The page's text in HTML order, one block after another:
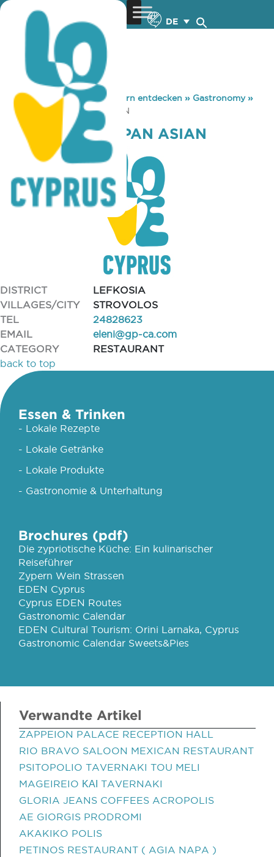
DE
You are here: Home »Zypern entdecken » Gastronomy»
UMAMI SUSHI & PAN ASIAN
UMAMI SUSHI & PAN ASIAN
DISTRICT
LEFKOSIA
VILLAGES/CITY
STROVOLOS
TEL
24828623
EMAIL
eleni@gp-ca.com
CATEGORY
RESTAURANT
back to top
Essen & Trinken
- Lokale Rezepte
- Lokale Getränke
- Lokale Produkte
- Gastronomie & Unterhaltung
Brochures (pdf)
Die zypriotische Küche: Ein kulinarischer
Reiseführer
Zypern Wein Strassen
EDEN Cyprus
Cyprus EDEN Routes
Gastronomic Calendar
EDEN Cultural Tourism: Orini Larnaka, Cyprus
Gastronomic Calendar Sweets&Pies
Verwandte Artikel
ZAPPEION PALACE RECEPTION HALL
RIO BRAVO SALOON MEXICAN RESTAURANT
PSITOPOLIO TAVERNAKI TOU MELI
MAGEIREIO ΚΑΙ TAVERNAKI
GLORIA JEANS COFFEES ACROPOLIS
AE GIORGIS PRODROMI
AKAKIKO POLIS
PETINOS RESTAURANT ( AGIA NAPA )